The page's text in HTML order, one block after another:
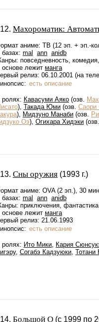
Махороматик:
аниме: ТВ (12 эп. + эп.-
базах: mal ann anidb
повседневность,
основе лежит манга
релиз: 06.10.2001 (на
есть описание
ролях: Кавасуми Аяко (озв.
), Такада Юми (озв. Саори
), Мидзуно Манаби (озв.
Оэ), Огихара Хидэки
Сны оружия (1993 г.)
аниме: OVA (2 эп.), 30
базах: mal ann anidb
приключения,
основе лежит манга
релиз: 21.06.1993
есть описание
ролях: Ито Мики, Кария
, Согабэ Кадзуюки, Тотани
Большой О (с 1999 по